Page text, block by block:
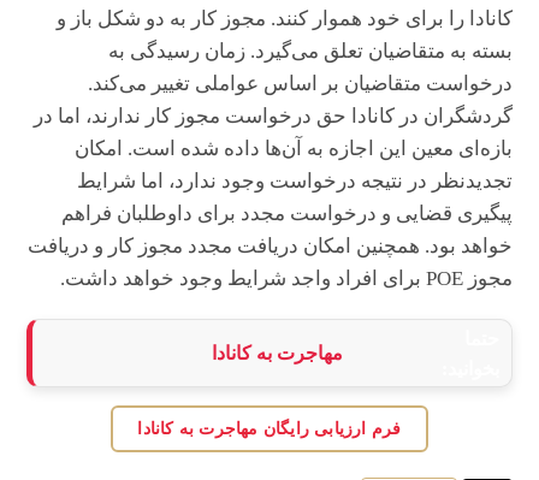
کانادا را برای خود هموار کنند. مجوز کار به دو شکل باز و
بسته به متقاضیان تعلق می‌گیرد. زمان رسیدگی به
درخواست متقاضیان بر اساس عواملی تغییر می‌کند.
گردشگران در کانادا حق درخواست مجوز کار ندارند، اما در
بازه‌ای معین این اجازه به آن‌ها داده شده است. امکان
تجدیدنظر در نتیجه درخواست وجود ندارد، اما شرایط
پیگیری قضایی و درخواست مجدد برای داوطلبان فراهم
خواهد بود. همچنین امکان دریافت مجدد مجوز کار و دریافت
مجوز POE برای افراد واجد شرایط وجود خواهد داشت.
مهاجرت به کانادا
فرم ارزیابی رایگان مهاجرت به کانادا